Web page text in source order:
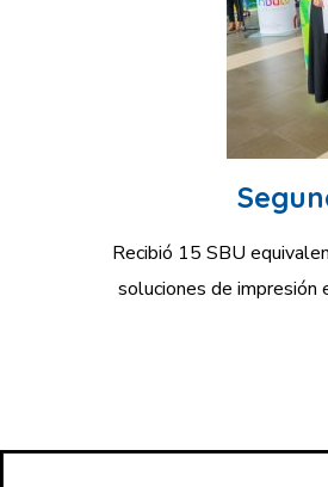
Recibió 15 SBU
soluciones de impresión